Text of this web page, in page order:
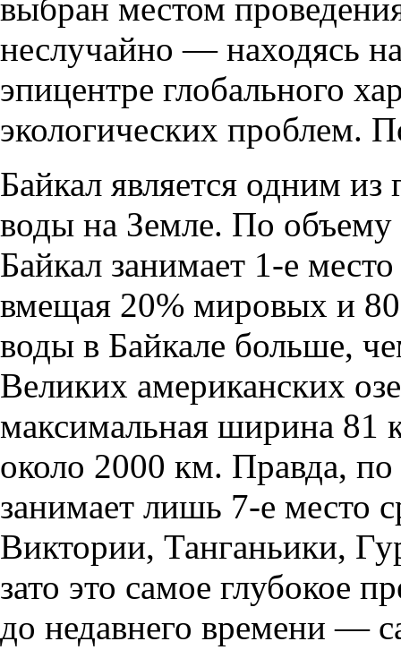
выбран местом
неслучайно — находясь
эпицентре глобального
экологических проблем.
Байкал является одним из
воды на Земле. По
Байкал занимает 1-е
вмещая 20% мировых и
воды в Байкале больше,
Великих американских
максимальная ширина 81
около 2000 км. Правда,
занимает лишь 7-е место
Виктории, Танганьики,
зато это самое глубокое
до недавнего времени —